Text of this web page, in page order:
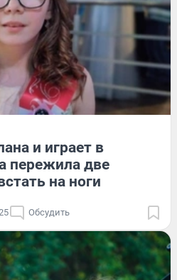
и играет в
пережила две
на ноги
Обсудить